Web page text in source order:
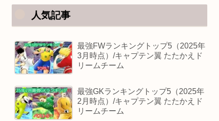
人気記事
最強FWランキングトップ5（2025年
3月時点）/キャプテン翼 たたかえド
リームチーム
最強GKランキングトップ5（2025年
2月時点）/キャプテン翼 たたかえド
リームチーム